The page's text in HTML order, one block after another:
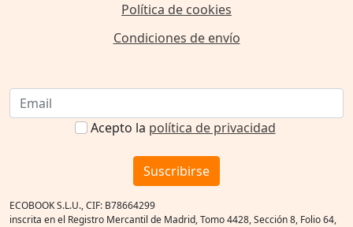
Política de cookies
Condiciones de envío
Acepto la política de privacidad
Suscribirse
ECOBOOK S.L.U., CIF: B78664299
inscrita en el Registro Mercantil de Madrid, Tomo 4428, Sección 8, Folio 64,